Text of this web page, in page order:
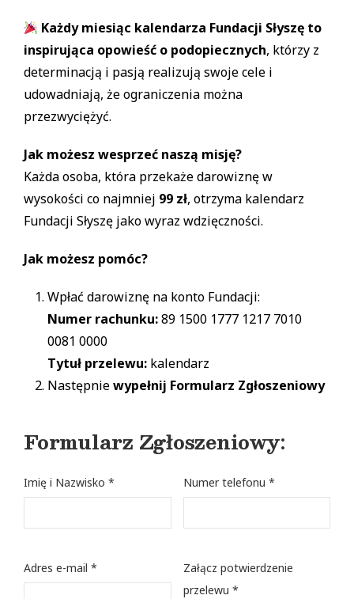
Każdy miesiąc kalendarza Fundacji Słyszę to
inspirująca opowieść o podopiecznych, którzy z
determinacją i pasją realizują swoje cele i
udowadniają, że ograniczenia można
przezwyciężyć.
Jak możesz wesprzeć naszą misję?
Każda osoba, która przekaże darowiznę w
wysokości co najmniej 99 zł, otrzyma kalendarz
Fundacji Słyszę jako wyraz wdzięczności.
Jak możesz pomóc?
Wpłać darowiznę na konto Fundacji:
Numer rachunku:89 1500 1777 1217 7010
0081 0000
Tytuł przelewu: kalendarz
Następniewypełnij Formularz Zgłoszeniowy
Formularz Zgłoszeniowy:
Imię i Nazwisko * Numer telefonu *
Adres e-mail *
Załącz potwierdzenie
przelewu *